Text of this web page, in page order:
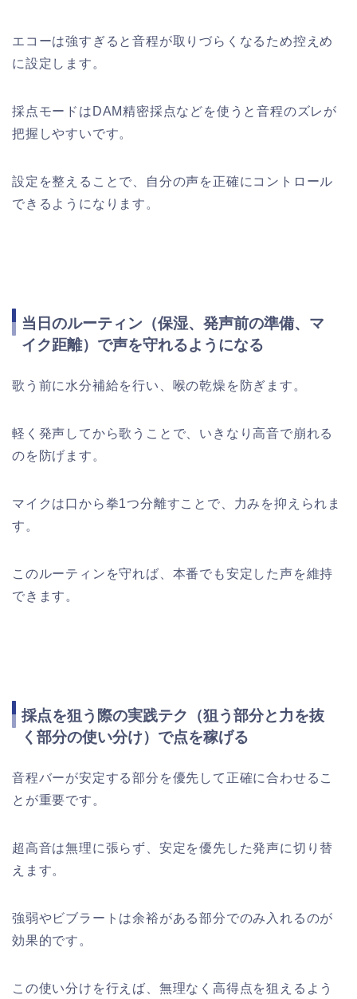
エコーは強すぎると音程が取りづらくなるため控えめ
に設定します。
採点モードはDAM精密採点などを使うと音程のズレが
把握しやすいです。
設定を整えることで、自分の声を正確にコントロール
できるようになります。
当日のルーティン（保湿、発声前の準備、マ
イク距離）で声を守れるようになる
歌う前に水分補給を行い、喉の乾燥を防ぎます。
軽く発声してから歌うことで、いきなり高音で崩れる
のを防げます。
マイクは口から拳1つ分離すことで、力みを抑えられま
す。
このルーティンを守れば、本番でも安定した声を維持
できます。
採点を狙う際の実践テク（狙う部分と力を抜
く部分の使い分け）で点を稼げる
音程バーが安定する部分を優先して正確に合わせるこ
とが重要です。
超高音は無理に張らず、安定を優先した発声に切り替
えます。
強弱やビブラートは余裕がある部分でのみ入れるのが
効果的です。
この使い分けを行えば、無理なく高得点を狙えるよう